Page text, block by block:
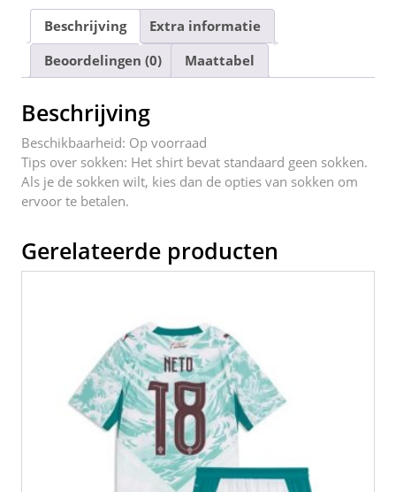
c
e
b
o
o
k
itt
er
ai
l
er
e
st
d
di
t
k
e
dI
e
n
Beschrijving
Extra informatie
Beoordelingen (0)
Maattabel
Beschrijving
Beschikbaarheid: Op voorraad
Tips over sokken: Het shirt bevat standaard geen sokken.
Als je de sokken wilt, kies dan de opties van sokken om
ervoor te betalen.
Gerelateerde producten